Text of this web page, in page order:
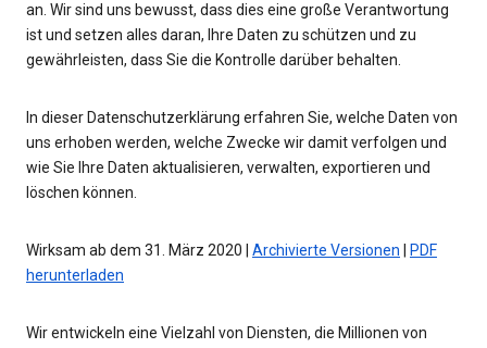
an. Wir sind uns bewusst, dass dies eine große Verantwortung
ist und setzen alles daran, Ihre Daten zu schützen und zu
gewährleisten, dass Sie die Kontrolle darüber behalten.
In dieser Datenschutzerklärung erfahren Sie, welche Daten von
uns erhoben werden, welche Zwecke wir damit verfolgen und
wie Sie Ihre Daten aktualisieren, verwalten, exportieren und
löschen können.
Wirksam ab dem 31. März 2020 | Archivierte Versionen
PDF
herunterladen
Wir entwickeln eine Vielzahl von Diensten, die Millionen von